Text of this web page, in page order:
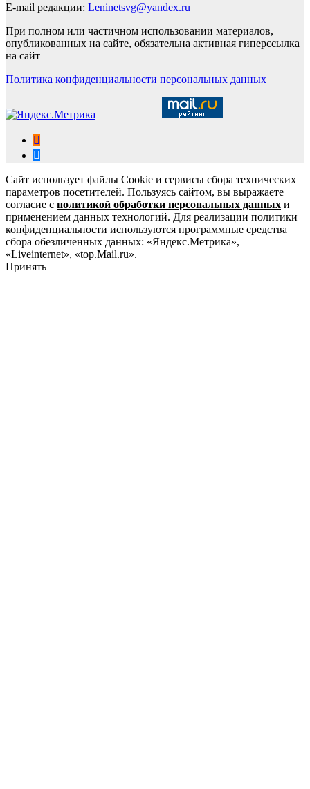
E-mail редакции: Leninetsvg@yandex.ru
При полном или частичном использовании материалов,
опубликованных на сайте, обязательна активная гиперссылка
на сайт
Политика конфиденциальности персональных данных
Сайт использует файлы Cookie и сервисы сбора технических
параметров посетителей. Пользуясь сайтом, вы выражаете
согласие с политикой обработки персональных данных и
применением данных технологий. Для реализации политики
конфиденциальности используются программные средства
сбора обезличенных данных: «Яндекс.Метрика»,
«Liveinternet», «top.Mail.ru».
Принять